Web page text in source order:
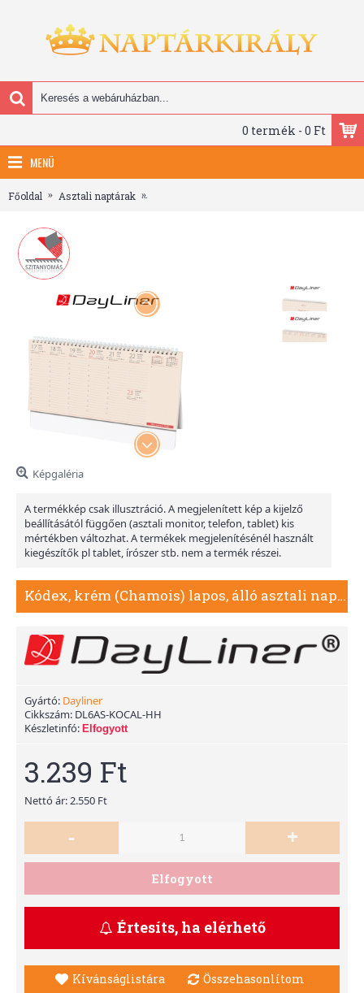
0 termék - 0 Ft
MENÜ
Főoldal Asztali naptárak
Képgaléria
A termékkép csak illusztráció. A megjelenített kép a kijelző
beállításától függően (asztali monitor, telefon, tablet) kis
mértékben változhat. A termékek megjelenítésénél használt
kiegészítők pl tablet, írószer stb. nem a termék részei.
Kódex, krém (Chamois) lapos, álló asztali naptár
Gyártó: Dayliner
Cikkszám: DL6AS-KOCAL-HH
Készletinfó: Elfogyott
3.239 Ft
Nettó ár: 2.550 Ft
- +
Elfogyott
Értesíts, ha elérhető
Kívánságlistára Összehasonlítom